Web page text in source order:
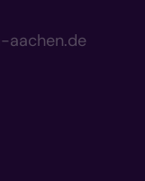
aachen.de